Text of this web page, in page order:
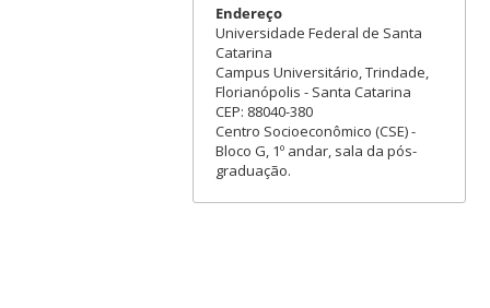
Endereço
Universidade Federal de Santa
Catarina
Campus Universitário, Trindade,
Florianópolis - Santa Catarina
CEP: 88040-380
Centro Socioeconômico (CSE) -
Bloco G, 1º andar, sala da pós-
graduação.